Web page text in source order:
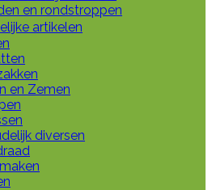
en rondstroppen
artikelen
en Zemen
diversen